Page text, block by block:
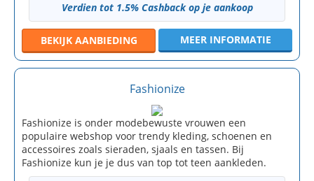
Verdien tot 1.5% Cashback op je aankoop
BEKIJK AANBIEDING MEER INFORMATIE
Fashionize
Fashionize is onder modebewuste vrouwen een
populaire webshop voor trendy kleding, schoenen en
accessoires zoals sieraden, sjaals en tassen. Bij
Fashionize kun je je dus van top tot teen aankleden.